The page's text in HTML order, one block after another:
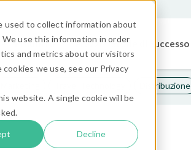
used to collect information about
use this information in order
and metrics about our visitors
we use, see our Privacy
website. A single cookie will be
Decline
Prodotto Prezzi Storie di Successo
Distribuzione